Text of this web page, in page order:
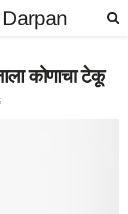
कोणाचा टेकू